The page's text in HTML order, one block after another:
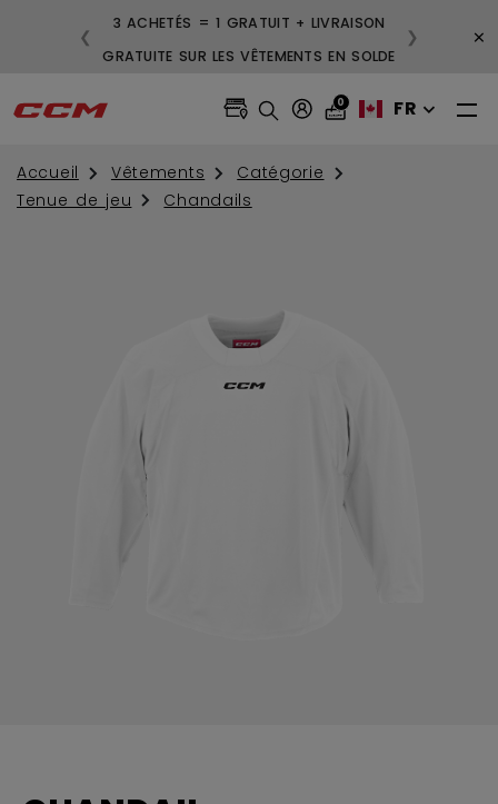
3 ACHETÉS = 1 GRATUIT + LIVRAISON
GRATUITE SUR LES VÊTEMENTS EN SOLDE
❮ ❯ ×
0 FR
Accueil Vêtements
Catégorie
Tenue de jeu
Chandails